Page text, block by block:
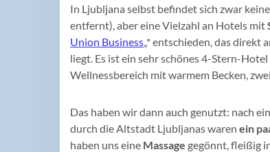
In Ljubljana selbst befindet sich zwar
entfernt), aber eine Vielzahl an Hotels mit
Union Business „* entschieden, das
liegt. Es ist ein sehr schönes 4-Stern-
Wellnessbereich mit warmem Becken,
Das haben wir dann auch genutzt: nach
durch die Altstadt Ljubljanas waren ein
haben uns eine Massage gegönnt, fleißig